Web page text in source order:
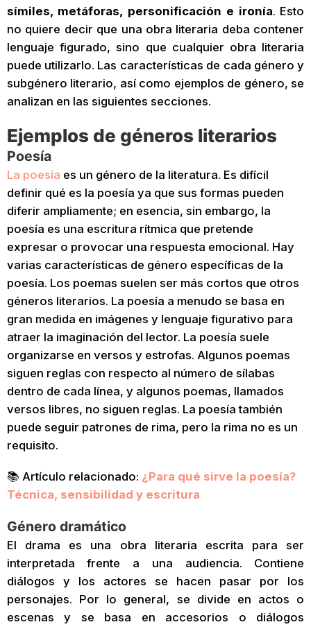
símiles, metáforas, personificación e ironía. Esto
no quiere decir que una obra literaria deba contener
lenguaje figurado, sino que cualquier obra literaria
puede utilizarlo. Las características de cada género y
subgénero literario, así como ejemplos de género, se
analizan en las siguientes secciones.
Ejemplos de géneros literarios
Poesía
La poesía es un género de la literatura. Es difícil
definir qué es la poesía ya que sus formas pueden
diferir ampliamente; en esencia, sin embargo, la
poesía es una escritura rítmica que pretende
expresar o provocar una respuesta emocional. Hay
varias características de género específicas de la
poesía. Los poemas suelen ser más cortos que otros
géneros literarios. La poesía a menudo se basa en
gran medida en imágenes y lenguaje figurativo para
atraer la imaginación del lector. La poesía suele
organizarse en versos y estrofas. Algunos poemas
siguen reglas con respecto al número de sílabas
dentro de cada línea, y algunos poemas, llamados
versos libres, no siguen reglas. La poesía también
puede seguir patrones de rima, pero la rima no es un
requisito.
📚 Artículo relacionado: ¿Para qué sirve la poesía?
Técnica, sensibilidad y escritura
Género dramático
El drama es una obra literaria escrita para ser
interpretada frente a una audiencia. Contiene
diálogos y los actores se hacen pasar por los
personajes. Por lo general, se divide en actos o
escenas y se basa en accesorios o diálogos